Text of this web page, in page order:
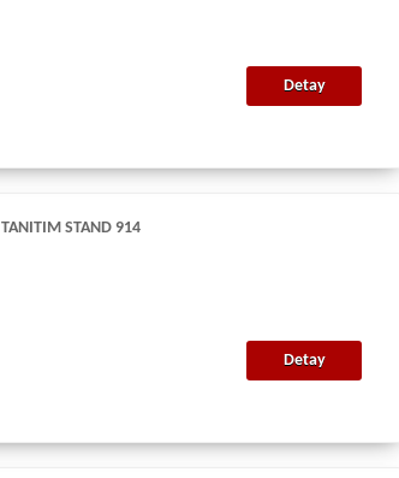
Detay
TANITIM STAND 914
Detay